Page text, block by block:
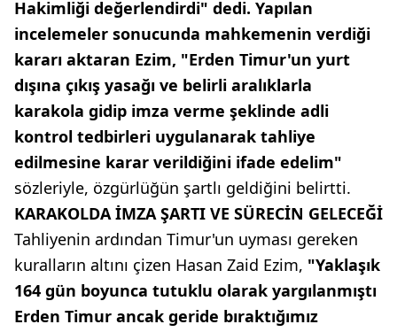
Hakimliği değerlendirdi" dedi. Yapılan
incelemeler sonucunda mahkemenin verdiği
kararı aktaran Ezim, "Erden Timur'un yurt
dışına çıkış yasağı ve belirli aralıklarla
karakola gidip imza verme şeklinde adli
kontrol tedbirleri uygulanarak tahliye
edilmesine karar verildiğini ifade edelim"
sözleriyle, özgürlüğün şartlı geldiğini belirtti.
KARAKOLDA İMZA ŞARTI VE SÜRECİN GELECEĞİ
Tahliyenin ardından Timur'un uyması gereken
kuralların altını çizen Hasan Zaid Ezim, "Yaklaşık
164 gün boyunca tutuklu olarak yargılanmıştı
Erden Timur ancak geride bıraktığımız